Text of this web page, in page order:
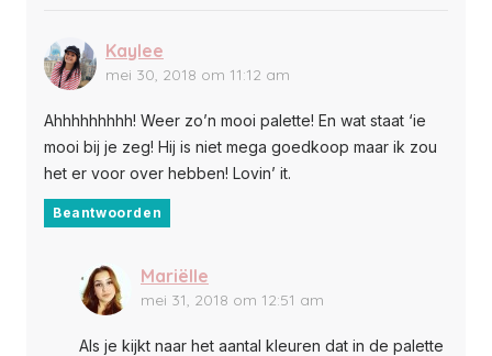
Kaylee
mei 30, 2018 om 11:12 am
Ahhhhhhhhh! Weer zo’n mooi palette! En wat staat ‘ie
mooi bij je zeg! Hij is niet mega goedkoop maar ik zou
het er voor over hebben! Lovin’ it.
Beantwoorden
Mariëlle
mei 31, 2018 om 12:51 am
Als je kijkt naar het aantal kleuren dat in de palette